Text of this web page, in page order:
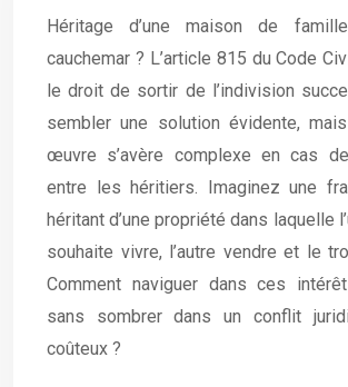
Héritage d’une maison de
cauchemar ? L’article 815 du Code
le droit de sortir de l’indivision
sembler une solution évidente,
œuvre s’avère complexe en cas
entre les héritiers. Imaginez une
héritant d’une propriété dans laquelle
souhaite vivre, l’autre vendre et le
Comment naviguer dans ces
sans sombrer dans un conflit
coûteux ?